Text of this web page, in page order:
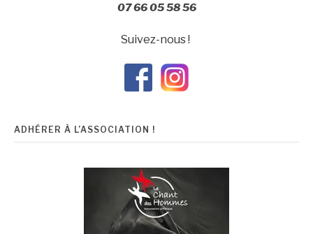
07 66 05 58 56
Suivez-nous !
ADHÉRER À L’ASSOCIATION !